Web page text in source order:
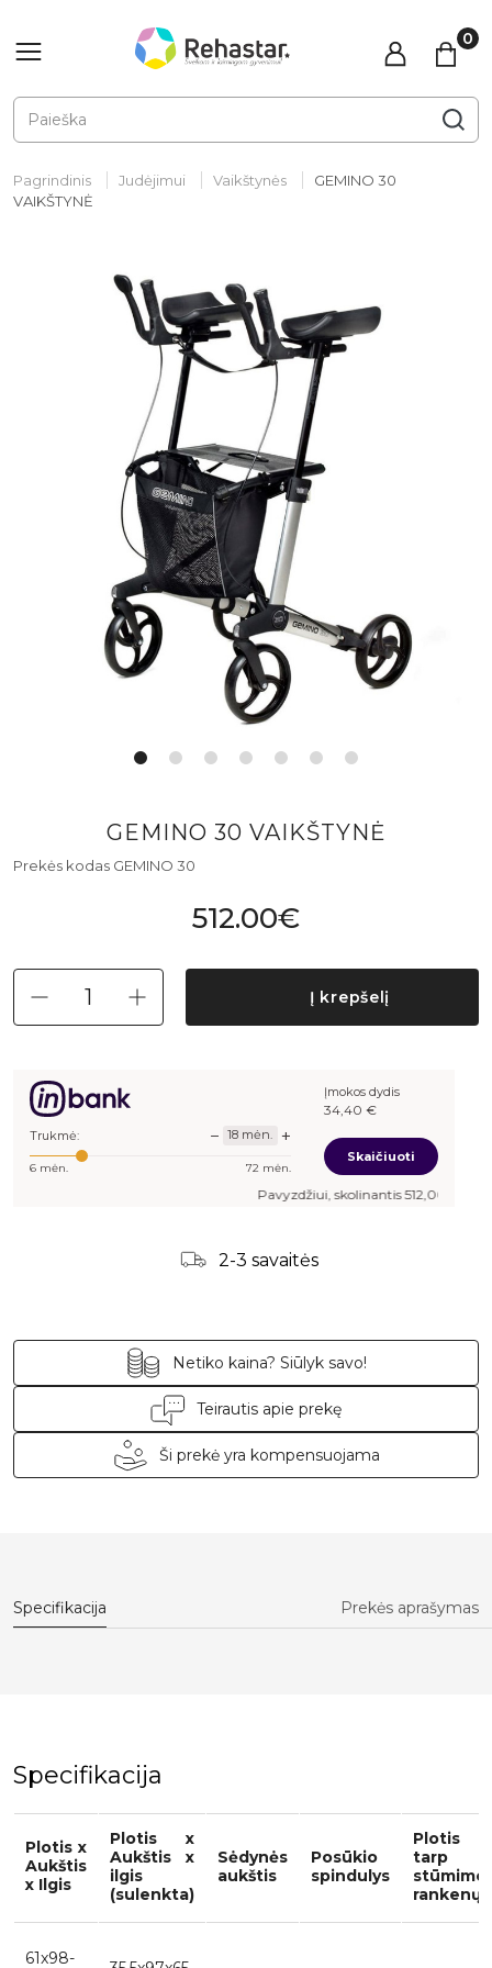
Pagrindinis Judėjimui Vaikštynės
GEMINO 30
VAIKŠTYNĖ
GEMINO 30 VAIKŠTYNĖ
Prekės kodas GEMINO 30
512.00€
Į krepšelį
Trukmė: − 18 mėn. +
6 mėn. 72 mėn.
Įmokos dydis
34,40 €
Skaičiuoti
Pavyzdžiui, skolinantis512,00€, kai
2-3 savaitės
Netiko kaina? Siūlyk savo!
Teirautis apie prekę
Ši prekė yra kompensuojama
Specifikacija Prekės aprašymas
Specifikacija
Plotis x
Aukštis
x Ilgis
Plotis x
Aukštis x
ilgis
(sulenkta)
Sėdynės
aukštis
Posūkio
spindulys
Plotis
tarp
stūmimo
rankenų
61x98-